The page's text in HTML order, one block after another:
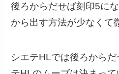
後ろからだせば刻印5に
から出す方法が少なくて
シエテHLでは後ろから